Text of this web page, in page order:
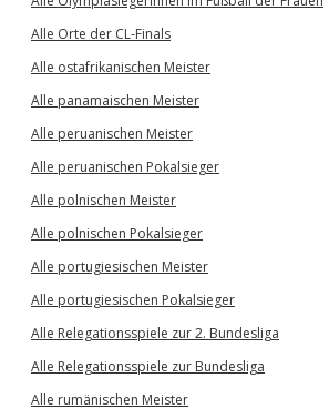
Alle Orte der CL-Finals
Alle ostafrikanischen Meister
Alle panamaischen Meister
Alle peruanischen Meister
Alle peruanischen Pokalsieger
Alle polnischen Meister
Alle polnischen Pokalsieger
Alle portugiesischen Meister
Alle portugiesischen Pokalsieger
Alle Relegationsspiele zur 2. Bundesliga
Alle Relegationsspiele zur Bundesliga
Alle rumänischen Meister